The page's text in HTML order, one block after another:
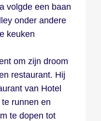
volgde een baan
onder andere
keuken
om zijn droom
restaurant. Hij
van Hotel
runnen en
te dopen tot